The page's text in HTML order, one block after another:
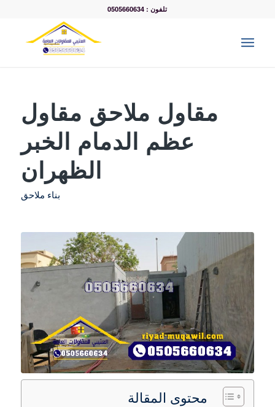
تلفون : 0505660634
مقاول ملاحق مقاول
عظم الدمام الخبر
الظهران
بناء ملاحق
محتوى المقالة